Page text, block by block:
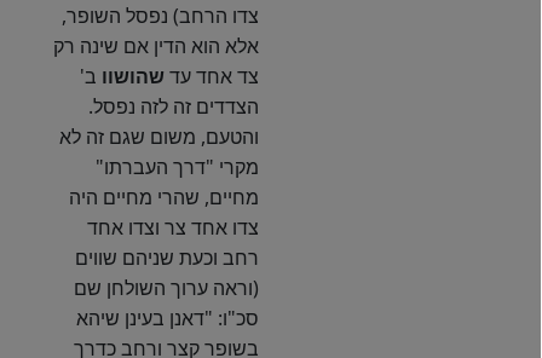
צדו הרחב) נפסל השופר,
אלא הוא הדין אם שינה רק
צד אחד עדשהושוו ב'
הצדדים זה לזה נפסל.
והטעם, משום שגם זה לא
מקרי "דרך העברתו"
מחיים, שהרי מחיים היה
צדו אחד צר וצדו אחד
רחב וכעת שניהם שווים
(וראה ערוך השולחן שם
סכ"ו: "דאנן בעינן שיהא
בשופר קצר ורחב כדרך